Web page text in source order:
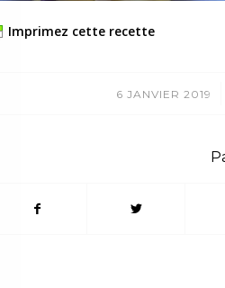
Imprimez cette recette
6 JANVIER 2019
/